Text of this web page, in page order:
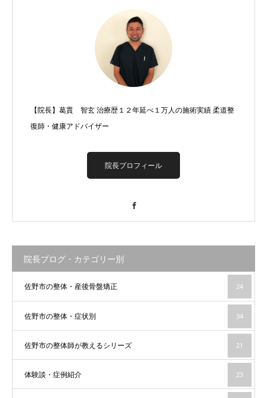
【院長】葛貫 智玄 治療歴１２年延べ１万人の施術実績 柔道整
復師・健康アドバイザー
院長プロフィール
院長ブログ・カテゴリー別
佐野市の整体・産後骨盤矯正 24
佐野市の整体・症状別 34
佐野市の整体師が教えるシリーズ 21
体験談・症例紹介 23